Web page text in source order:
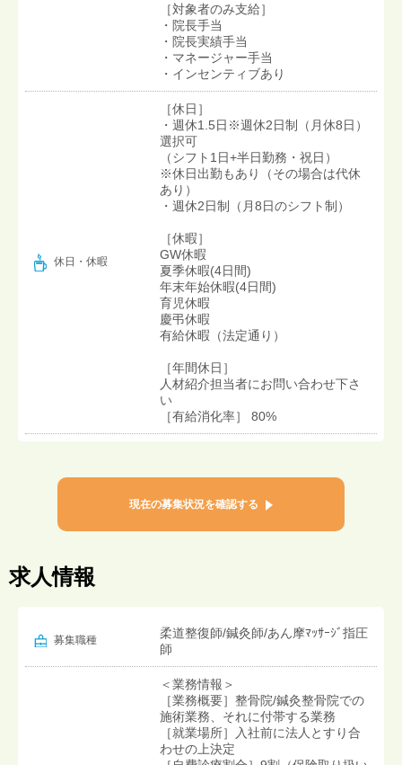
［対象者のみ支給］
・院長手当
・院長実績手当
・マネージャー手当
・インセンティブあり
休日・休暇
［休日］
・週休1.5日※週休2日制（月休8日）
選択可
（シフト1日+半日勤務・祝日）
※休日出勤もあり（その場合は代休
あり）
・週休2日制（月8日のシフト制）
［休暇］
GW休暇
夏季休暇(4日間)
年末年始休暇(4日間)
育児休暇
慶弔休暇
有給休暇（法定通り）
［年間休日］
人材紹介担当者にお問い合わせ下さ
い
［有給消化率］ 80%
現在の募集状況を確認する
求人情報
募集職種
柔道整復師/鍼灸師/あん摩ﾏｯｻｰｼﾞ指圧
師
＜業務情報＞
［業務概要］整骨院/鍼灸整骨院での
施術業務、それに付帯する業務
［就業場所］入社前に法人とすり合
わせの上決定